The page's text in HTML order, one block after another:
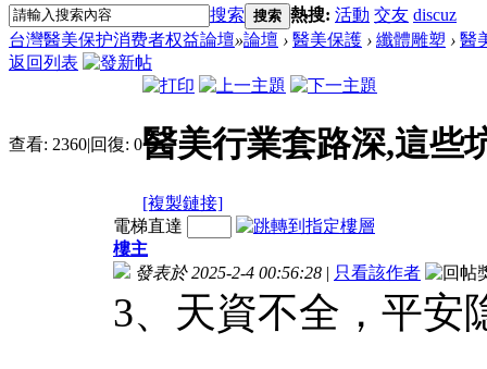
搜索 搜索 熱搜: 活動 交友 discuz
台灣醫美保护消费者权益論壇»論壇 › 醫美保護 › 纖體雕塑 › 醫
返回列表
查看: 2360|回復: 0醫美行業套路深,這些
[複製鏈接]
電梯直達
樓主
發表於 2025-2-4 00:56:28 | 只看該作者
3、天資不全，平安